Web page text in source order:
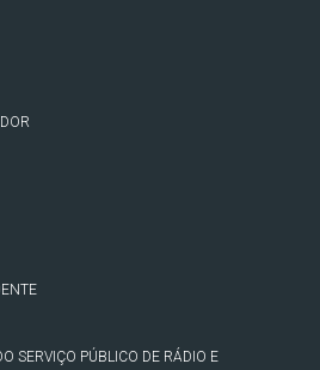
SERVIÇO PÚBLICO DE RÁDIO E